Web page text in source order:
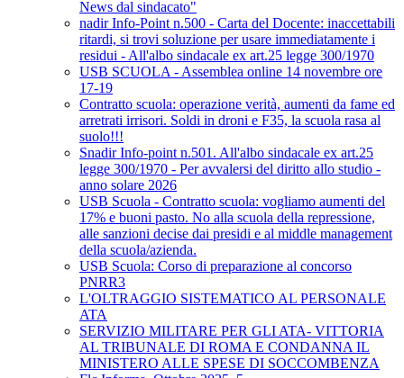
News dal sindacato"
nadir Info-Point n.500 - Carta del Docente: inaccettabili
ritardi, si trovi soluzione per usare immediatamente i
residui - All'albo sindacale ex art.25 legge 300/1970
USB SCUOLA - Assemblea online 14 novembre ore
17-19
Contratto scuola: operazione verità, aumenti da fame ed
arretrati irrisori. Soldi in droni e F35, la scuola rasa al
suolo!!!
Snadir Info-point n.501. All'albo sindacale ex art.25
legge 300/1970 - Per avvalersi del diritto allo studio -
anno solare 2026
USB Scuola - Contratto scuola: vogliamo aumenti del
17% e buoni pasto. No alla scuola della repressione,
alle sanzioni decise dai presidi e al middle management
della scuola/azienda.
USB Scuola: Corso di preparazione al concorso
PNRR3
L'OLTRAGGIO SISTEMATICO AL PERSONALE
ATA
SERVIZIO MILITARE PER GLI ATA- VITTORIA
AL TRIBUNALE DI ROMA E CONDANNA IL
MINISTERO ALLE SPESE DI SOCCOMBENZA